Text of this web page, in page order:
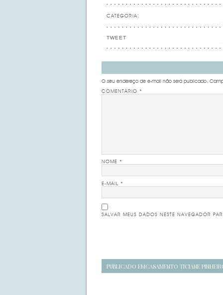
CATEGORIA:
TWEET
O seu endereço de e-mail não será publicado.
COMENTÁRIO *
NOME *
E-MAIL *
SALVAR MEUS DADOS NESTE NAVEGADOR
Navegação
PUBLICADO EMCASAMENTO TICIANE